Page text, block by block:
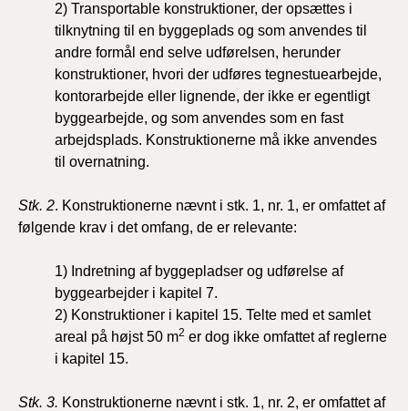
2) Transportable konstruktioner, der opsættes i
tilknytning til en byggeplads og som anvendes til
andre formål end selve udførelsen, herunder
konstruktioner, hvori der udføres tegnestuearbejde,
kontorarbejde eller lignende, der ikke er egentligt
byggearbejde, og som anvendes som en fast
arbejdsplads. Konstruktionerne må ikke anvendes
til overnatning.
Stk. 2. Konstruktionerne nævnt i stk. 1, nr. 1, er omfattet af
følgende krav i det omfang, de er relevante:
1) Indretning af byggepladser og udførelse af
byggearbejder i kapitel 7.
2) Konstruktioner i kapitel 15. Telte med et samlet
areal på højst 50 m2 er dog ikke omfattet af reglerne
i kapitel 15.
Stk. 3. Konstruktionerne nævnt i stk. 1, nr. 2, er omfattet af